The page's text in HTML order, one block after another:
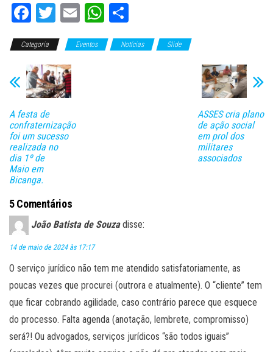
Fa
ce
bo
ok
T
wi
tt
er
E
m
ail
W
ha
ts
o
m
Categoria Eventos Notícias Slide
A festa de
confraternização
foi um sucesso
realizada no
dia 1º de
Maio em
Bicanga.
ASSES cria plano
de ação social
em prol dos
militares
associados
5 Comentários
João Batista de Souza disse:
14 de maio de 2024 às 17:17
O serviço jurídico não tem me atendido satisfatoriamente, as
poucas vezes que procurei (outrora e atualmente). O “cliente” tem
que ficar cobrando agilidade, caso contrário parece que esquece
do processo. Falta agenda (anotação, lembrete, compromisso)
será?! Ou advogados, serviços jurídicos “são todos iguais”